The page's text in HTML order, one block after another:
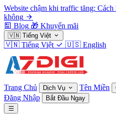
Website chậm khi traffic tăng:
không
Blog 🎁 Khuyến mãi
🇻🇳 Tiếng Việt
🇻🇳 Tiếng Việt 🇺🇸 English
Trang Chủ Dịch Vụ Tên Miền
Đăng Nhập Bắt Đầu Ngay